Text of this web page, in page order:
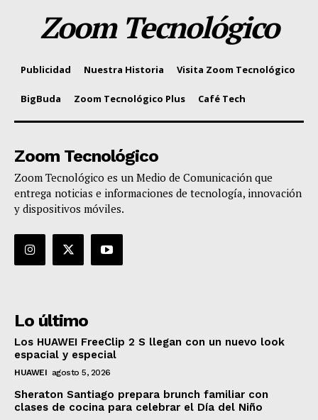
Zoom Tecnológico
Publicidad Nuestra Historia Visita Zoom Tecnológico
BigBuda Zoom Tecnológico Plus Café Tech
Zoom Tecnológico
Zoom Tecnológico es un Medio de Comunicación que
entrega noticias e informaciones de tecnología, innovación
y dispositivos móviles.
Lo último
Los HUAWEI FreeClip 2 S llegan con un nuevo look
espacial y especial
HUAWEI agosto 5, 2026
Sheraton Santiago prepara brunch familiar con
clases de cocina para celebrar el Día del Niño